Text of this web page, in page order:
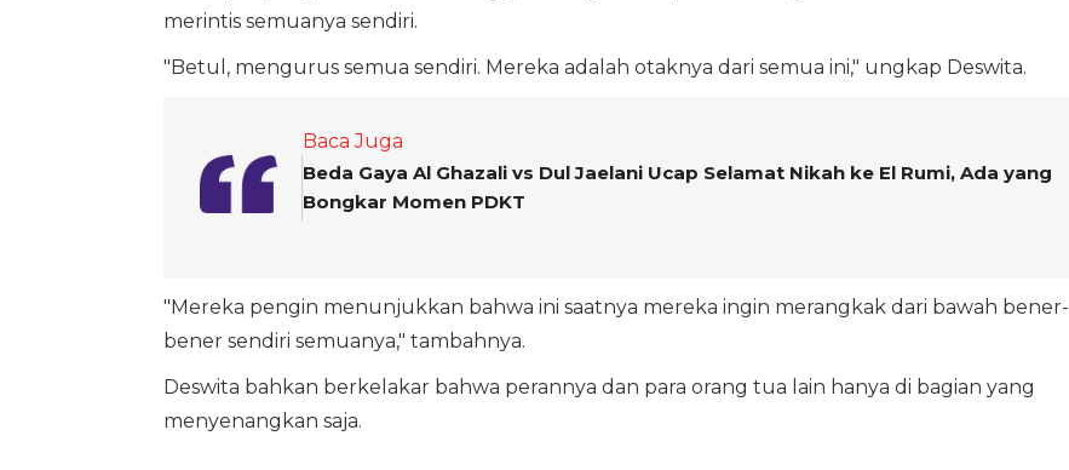
merintis semuanya sendiri.
"Betul, mengurus semua sendiri. Mereka adalah otaknya dari semua ini," ungkap Deswita.
Baca Juga
Beda Gaya Al Ghazali vs Dul Jaelani Ucap Selamat Nikah ke El Rumi, Ada yang
Bongkar Momen PDKT
"Mereka pengin menunjukkan bahwa ini saatnya mereka ingin merangkak dari bawah bener-
bener sendiri semuanya," tambahnya.
Deswita bahkan berkelakar bahwa perannya dan para orang tua lain hanya di bagian yang
menyenangkan saja.